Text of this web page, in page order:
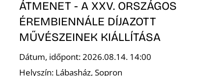
ÁTMENET - A XXV. ORSZÁGOS
ÉREMBIENNÁLE DÍJAZOTT
MŰVÉSZEINEK KIÁLLÍTÁSA
Dátum, időpont: 2026.08.14. 14:00
Helyszín: Lábasház, Sopron